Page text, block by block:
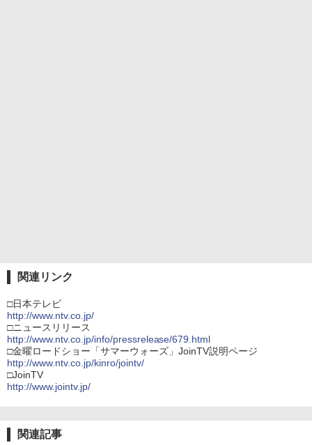
関連リンク
□日本テレビ
http://www.ntv.co.jp/
□ニュースリリース
http://www.ntv.co.jp/info/pressrelease/679.html
□金曜ロードショー「サマーウォーズ」JoinTV説明ページ
http://www.ntv.co.jp/kinro/jointv/
□JoinTV
http://www.jointv.jp/
関連記事